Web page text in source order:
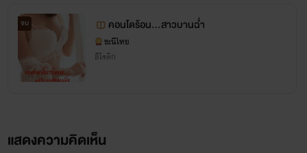
จบ คอนโดร้อน...สาวบานฉ่ำ
ชะนีไทย
อีโรติก
แสดงความคิดเห็น